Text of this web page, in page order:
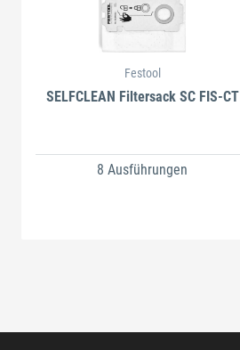
Festool
SELFCLEAN Filtersack SC FIS-CT
8 Ausführungen